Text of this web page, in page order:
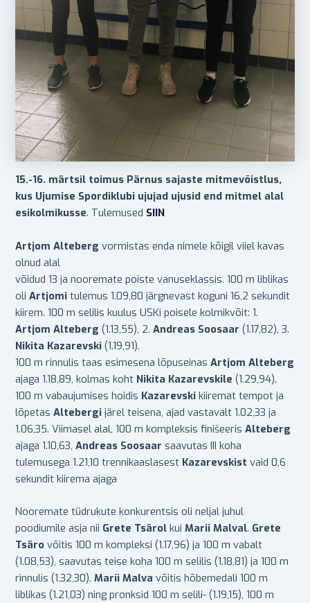
15.-16. märtsil toimus Pärnus sajaste mitmevõistlus,
kus Ujumise Spordiklubi ujujad ujusid end mitmel alal
esikolmikusse. Tulemused SIIN
Artjom Alteberg vormistas enda nimele kõigil viiel kavas
olnud alal
võidud 13 ja nooremate poiste vanuseklassis. 100 m liblikas
oliArtjomi tulemus 1.09,80 järgnevast koguni 16,2 sekundit
kiirem. 100 m selilis kuulus USKi poisele kolmikvõit: 1.
Artjom Alteberg (1.13,55), 2.Andreas Soosaar (1.17,82), 3.
Nikita Kazarevski(1.19,91).
100 m rinnulis taas esimesena lõpuseinasArtjom Alteberg
ajaga 1.18,89, kolmas koht Nikita Kazarevskile (1.29,94).
100 m vabaujumises hoidis Kazarevski kiiremat tempot ja
lõpetasAltebergijärel teisena, ajad vastavalt 1.02,33 ja
1.06,35. Viimasel alal, 100 m kompleksis finišeerisAlteberg
ajaga 1.10,63,Andreas Soosaar saavutas III koha
tulemusega 1.21,10 trennikaaslasest Kazarevskist vaid 0,6
sekundit kiirema ajaga
Nooremate tüdrukute konkurentsis oli neljal juhul
poodiumile asja nii Grete Tsärol kuiMarii Malval. Grete
Tsäro võitis 100 m kompleksi (1.17,96) ja 100 m vabalt
(1.08,53), saavutas teise koha 100 m selilis (1.18,81) ja 100 m
rinnulis (1.32,30).Marii Malva võitis hõbemedali 100 m
liblikas (1.21,03) ning pronksid 100 m selili- (1.19,15), 100 m